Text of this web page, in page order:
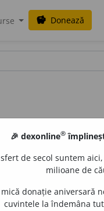
savings Donează
🎉 dexonline®
de secol suntem
milioane de
mică donație aniversară
cuvintele la îndemâna